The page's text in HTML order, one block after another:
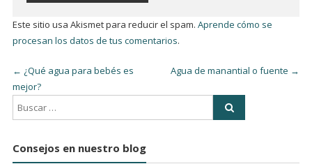
Este sitio usa Akismet para reducir el spam. Aprende cómo se
procesan los datos de tus comentarios.
← ¿Qué agua para bebés es
mejor?
Agua de manantial o fuente →
Consejos en nuestro blog